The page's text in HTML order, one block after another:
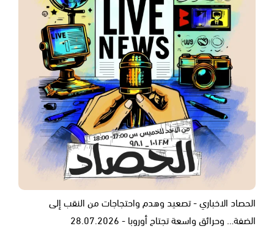
الحصاد الاخباري - تصعيد وهدم واحتجاجات من النقب إلى
الضفة… وحرائق واسعة تجتاح أوروبا - 28.07.2026